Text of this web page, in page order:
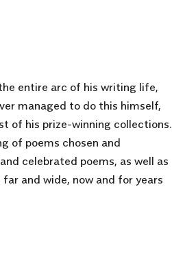
entire arc of his writing life,
managed to do this himself,
of his prize-winning collections.
of poems chosen and
celebrated poems, as well as
and wide, now and for years